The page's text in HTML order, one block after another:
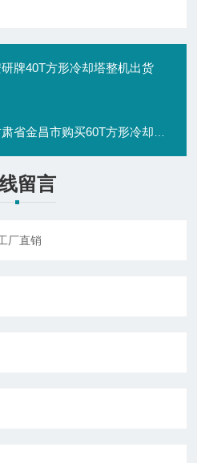
牌40T方形冷却塔整机出货
金昌市购买60T方形冷却塔厂家
留言